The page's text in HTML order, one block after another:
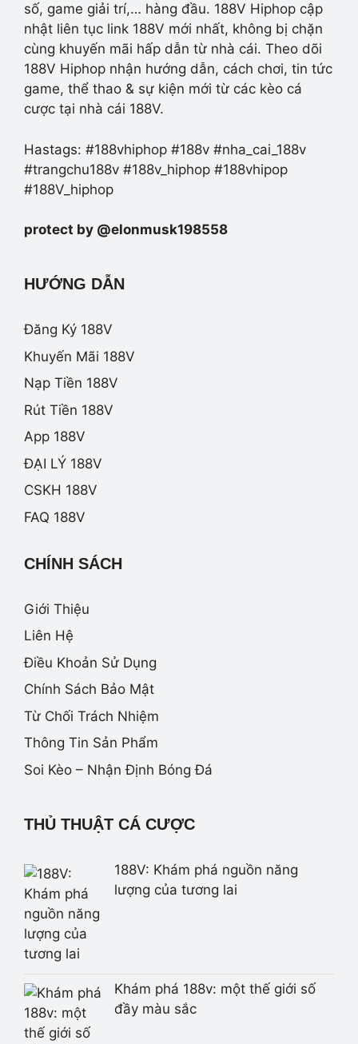
số, game giải trí,… hàng đầu. 188V Hiphop cập
nhật liên tục link 188V mới nhất, không bị chặn
cùng khuyến mãi hấp dẫn từ nhà cái. Theo dõi
188V Hiphop nhận hướng dẫn, cách chơi, tin tức
game, thể thao & sự kiện mới từ các kèo cá
cược tại nhà cái 188V.
Hastags: #188vhiphop #188v #nha_cai_188v
#trangchu188v #188v_hiphop #188vhipop
#188V_hiphop
protect by @elonmusk198558
HƯỚNG DẪN
Đăng Ký 188V
Khuyến Mãi 188V
Nạp Tiền 188V
Rút Tiền 188V
App 188V
ĐẠI LÝ 188V
CSKH 188V
FAQ 188V
CHÍNH SÁCH
Giới Thiệu
Liên Hệ
Điều Khoản Sử Dụng
Chính Sách Bảo Mật
Từ Chối Trách Nhiệm
Thông Tin Sản Phẩm
Soi Kèo – Nhận Định Bóng Đá
THỦ THUẬT CÁ CƯỢC
188V: Khám phá nguồn năng
lượng của tương lai
Khám phá 188v: một thế giới số
đầy màu sắc